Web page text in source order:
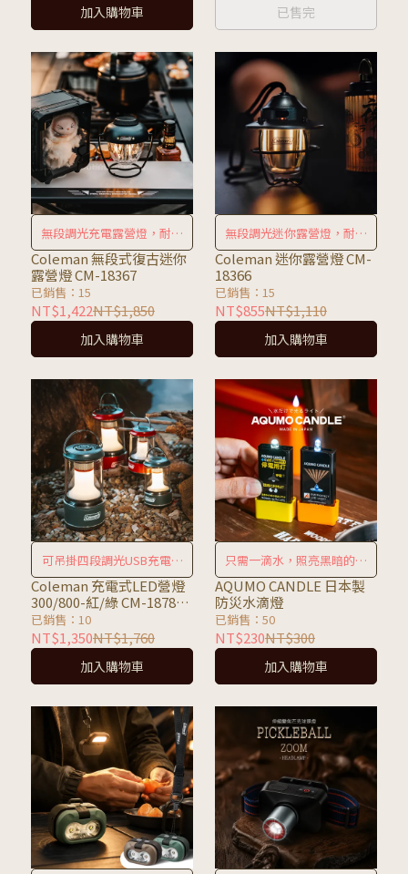
加入購物車 已售完
無段調光充電露營燈，耐用
氛圍佳
Coleman 無段式復古迷你
露營燈 CM-18367
已銷售：15
NT$1,422NT$1,850
加入購物車
無段調光迷你露營燈，耐用
氛圍佳
Coleman 迷你露營燈 CM-
18366
已銷售：15
NT$855NT$1,110
加入購物車
可吊掛四段調光USB充電營
燈
Coleman 充電式LED營燈
300/800-紅/綠 CM-18784
18783 18363 18365
已銷售：10
NT$1,350NT$1,760
加入購物車
只需一滴水，照亮黑暗的每
個角落
AQUMO CANDLE 日本製
防災水滴燈
已銷售：50
NT$230NT$300
加入購物車